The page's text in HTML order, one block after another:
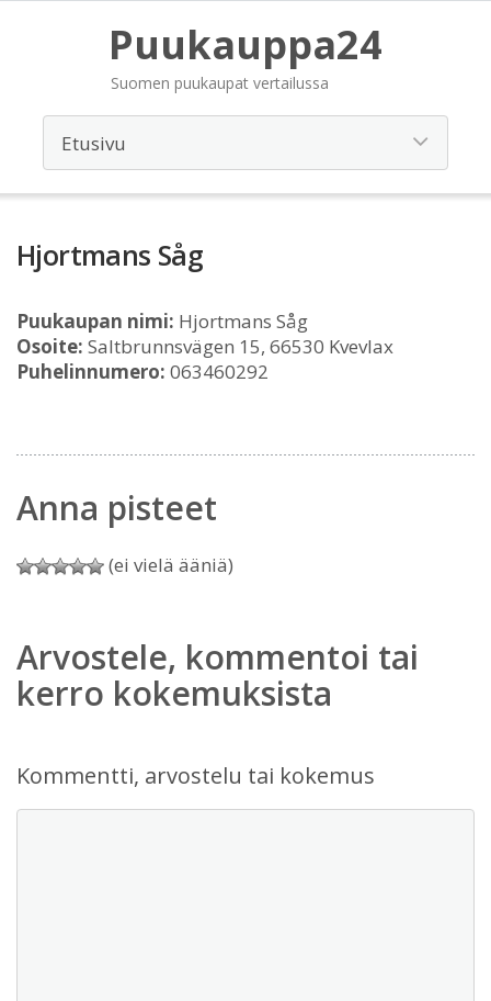
Puukauppa24
Suomen puukaupat vertailussa
Hjortmans Såg
Puukaupan nimi: Hjortmans Såg
Osoite: Saltbrunnsvägen 15, 66530 Kvevlax
Puhelinnumero: 063460292
Anna pisteet
(ei vielä ääniä)
Arvostele, kommentoi tai
kerro kokemuksista
Kommentti, arvostelu tai kokemus